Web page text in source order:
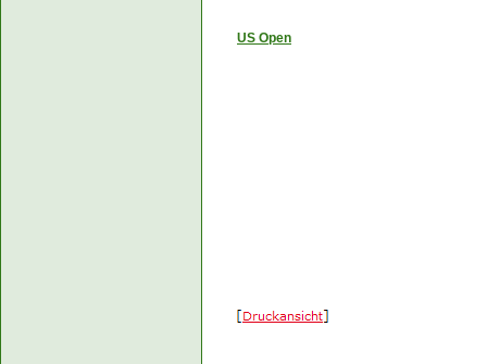
US Open